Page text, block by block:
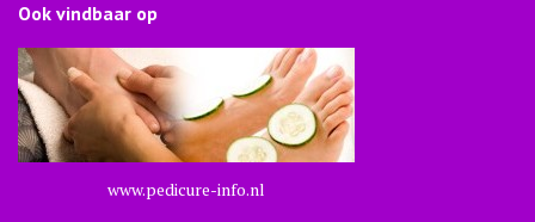
Ook vindbaar op
www.pedicure-info.nl